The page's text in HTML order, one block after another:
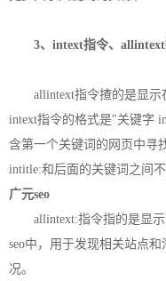
3、intext指令、
allintext指令揸的是显示
intext指令的格式是"关键字
含第一个关键词的网页中寻
intitle:和后面的关键词之间不
广元seo
allintext:指令指的是显
seo中，用于发现相关站点
况。